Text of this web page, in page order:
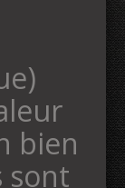
bien
sont